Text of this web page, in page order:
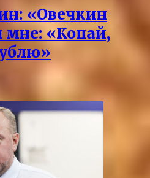
«Овечкин
мне: «Копай,